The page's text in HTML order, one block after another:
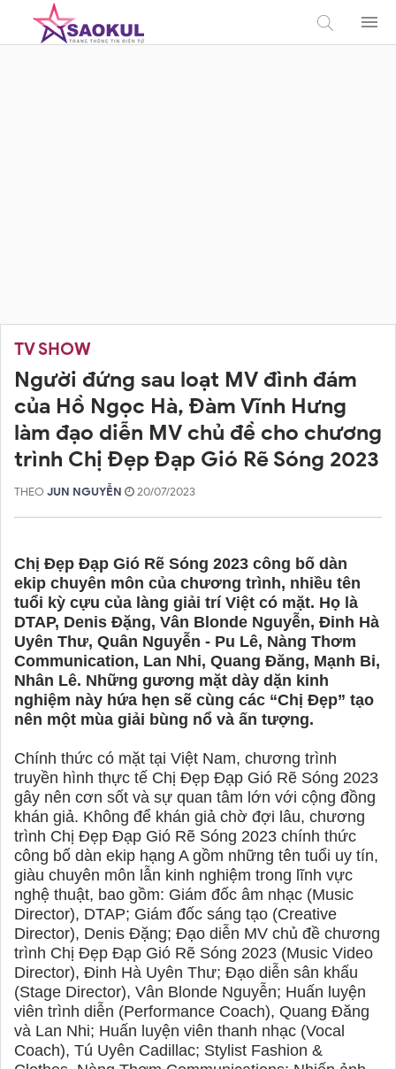
TV SHOW
Người đứng sau loạt MV đình đám
của Hồ Ngọc Hà, Đàm Vĩnh Hưng
làm đạo diễn MV chủ đề cho chương
trình Chị Đẹp Đạp Gió Rẽ Sóng 2023
THEO JUN NGUYỄN 20/07/2023
Chị Đẹp Đạp Gió Rẽ Sóng 2023 công bố dàn
ekip chuyên môn của chương trình, nhiều tên
tuổi kỳ cựu của làng giải trí Việt có mặt. Họ là
DTAP, Denis Đặng, Vân Blonde Nguyễn, Đinh Hà
Uyên Thư, Quân Nguyễn - Pu Lê, Nàng Thơm
Communication, Lan Nhi, Quang Đăng, Mạnh Bi,
Nhân Lê. Những gương mặt dày dặn kinh
nghiệm này hứa hẹn sẽ cùng các “Chị Đẹp” tạo
nên một mùa giải bùng nổ và ấn tượng.
Chính thức có mặt tại Việt Nam, chương trình
truyền hình thực tế Chị Đẹp Đạp Gió Rẽ Sóng 2023
gây nên cơn sốt và sự quan tâm lớn với cộng đồng
khán giả. Không để khán giả chờ đợi lâu, chương
trình Chị Đẹp Đạp Gió Rẽ Sóng 2023 chính thức
công bố dàn ekip hạng A gồm những tên tuổi uy tín,
giàu chuyên môn lẫn kinh nghiệm trong lĩnh vực
nghệ thuật, bao gồm: Giám đốc âm nhạc (Music
Director), DTAP; Giám đốc sáng tạo (Creative
Director), Denis Đặng; Đạo diễn MV chủ đề chương
trình Chị Đẹp Đạp Gió Rẽ Sóng 2023 (Music Video
Director), Đinh Hà Uyên Thư; Đạo diễn sân khấu
(Stage Director), Vân Blonde Nguyễn; Huấn luyện
viên trình diễn (Performance Coach), Quang Đăng
và Lan Nhi; Huấn luyện viên thanh nhạc (Vocal
Coach), Tú Uyên Cadillac; Stylist Fashion &